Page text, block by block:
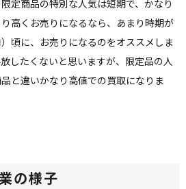
定商品の特別な人気は短期で、かなり
高くお売りになるなら、あまり時期が
頃に、お売りになるのをオススメしま
したくないと思いますが、限定品の人
と違いかなり高値での買取になりま
の様子